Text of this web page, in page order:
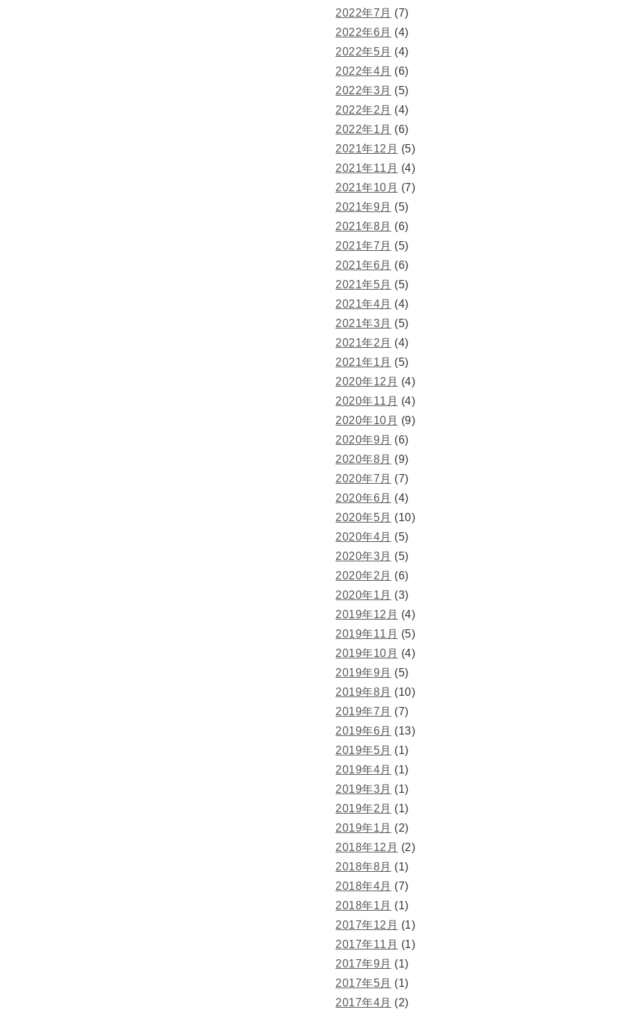
2022年7月 (7)
2022年6月 (4)
2022年5月 (4)
2022年4月 (6)
2022年3月 (5)
2022年2月 (4)
2022年1月 (6)
2021年12月 (5)
2021年11月 (4)
2021年10月 (7)
2021年9月 (5)
2021年8月 (6)
2021年7月 (5)
2021年6月 (6)
2021年5月 (5)
2021年4月 (4)
2021年3月 (5)
2021年2月 (4)
2021年1月 (5)
2020年12月 (4)
2020年11月 (4)
2020年10月 (9)
2020年9月 (6)
2020年8月 (9)
2020年7月 (7)
2020年6月 (4)
2020年5月 (10)
2020年4月 (5)
2020年3月 (5)
2020年2月 (6)
2020年1月 (3)
2019年12月 (4)
2019年11月 (5)
2019年10月 (4)
2019年9月 (5)
2019年8月 (10)
2019年7月 (7)
2019年6月 (13)
2019年5月 (1)
2019年4月 (1)
2019年3月 (1)
2019年2月 (1)
2019年1月 (2)
2018年12月 (2)
2018年8月 (1)
2018年4月 (7)
2018年1月 (1)
2017年12月 (1)
2017年11月 (1)
2017年9月 (1)
2017年5月 (1)
2017年4月 (2)